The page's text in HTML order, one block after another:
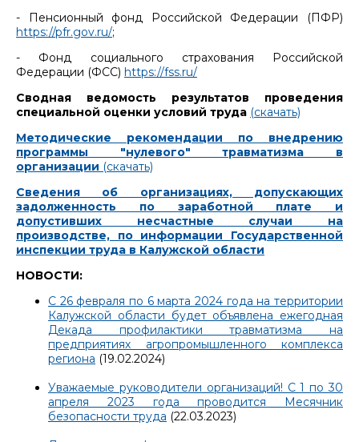
- Пенсионный фонд Российской Федерации (ПФР)
https://pfr.gov.ru/;
- Фонд социального страхования Российской
Федерации (ФСС) https://fss.ru/
Сводная ведомость результатов проведения
специальной оценки условий труда (скачать)
Методические рекомендации по внедрению
программы "нулевого" травматизма в
организации (скачать)
Сведения об организациях, допускающих
задолженность по заработной плате и
допустивших несчастные случаи на
производстве, по информации Государственной
инспекции труда в Калужской области
НОВОСТИ:
С 26 февраля по 6 марта 2024 года на территории
Калужской области будет объявлена ежегодная
Декада профилактики травматизма на
предприятиях агропромышленного комплекса
региона (19.02.2024)
Уважаемые руководители организаций! С 1 по 30
апреля 2023 года проводится Месячник
безопасности труда (22.03.2023)